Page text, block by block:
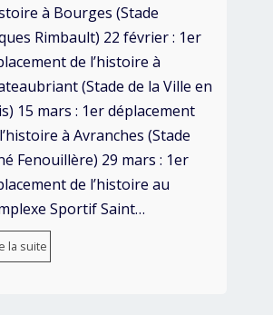
à Bourges (Stade
Rimbault) 22 février : 1er
de l’histoire à
(Stade de la Ville en
15 mars : 1er déplacement
à Avranches (Stade
Fenouillère) 29 mars : 1er
de l’histoire au
Sportif Saint…
la suite